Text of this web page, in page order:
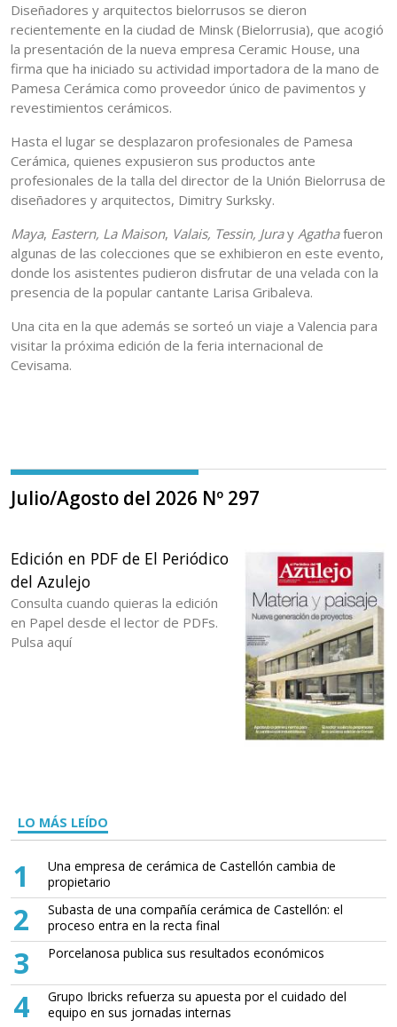
Diseñadores y arquitectos bielorrusos se dieron
recientemente en la ciudad de Minsk (Bielorrusia), que acogió
la presentación de la nueva empresa Ceramic House, una
firma que ha iniciado su actividad importadora de la mano de
Pamesa Cerámica como proveedor único de pavimentos y
revestimientos cerámicos.
Hasta el lugar se desplazaron profesionales de Pamesa
Cerámica, quienes expusieron sus productos ante
profesionales de la talla del director de la Unión Bielorrusa de
diseñadores y arquitectos, Dimitry Surksky.
Maya, Eastern, La Maison, Valais, Tessin, Juray Agathafueron
algunas de las colecciones que se exhibieron en este evento,
donde los asistentes pudieron disfrutar de una velada con la
presencia de la popular cantante Larisa Gribaleva.
Una cita en la que además se sorteó un viaje a Valencia para
visitar la próxima edición de la feria internacional de
Cevisama.
Julio/Agosto del 2026 Nº 297
Edición en PDF de El Periódico
del Azulejo
Consulta cuando quieras la edición
en Papel desde el lector de PDFs.
Pulsa aquí
LO MÁS LEÍDO
1
Una empresa de cerámica de Castellón cambia de
propietario
2
Subasta de una compañía cerámica de Castellón: el
proceso entra en la recta final
3 Porcelanosa publica sus resultados económicos
4
Grupo Ibricks refuerza su apuesta por el cuidado del
equipo en sus jornadas internas